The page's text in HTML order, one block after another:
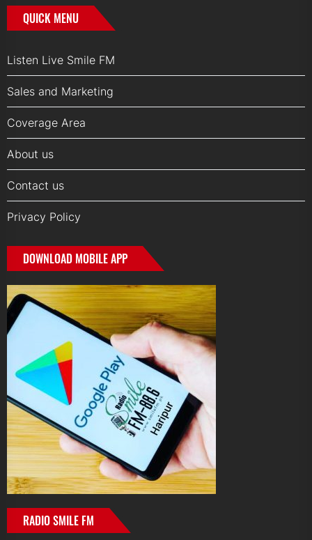
QUICK MENU
Listen Live Smile FM
Sales and Marketing
Coverage Area
About us
Contact us
Privacy Policy
DOWNLOAD MOBILE APP
RADIO SMILE FM